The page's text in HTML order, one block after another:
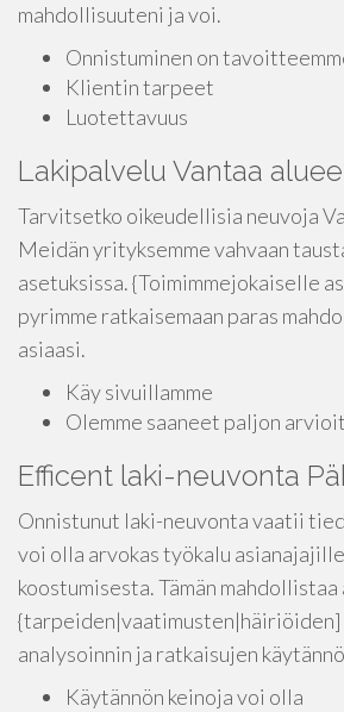
mahdollisuuteni ja voi.
Onnistuminen on
Klientin tarpeet
Luotettavuus
Lakipalvelu Vantaa
Tarvitsetko oikeudellisia neuvoja
Meidän yrityksemme vahvaan
asetuksissa. {Toimimmejokaiselle
pyrimme ratkaisemaan paras
asiaasi.
Käy sivuillamme
Olemme saaneet paljon
Efficent laki-neuvonta
Onnistunut laki-neuvonta vaatii
voi olla arvokas työkalu
koostumisesta. Tämän mahdollistaa
{tarpeiden|vaatimusten|häiriöiden]
analysoinnin ja ratkaisujen
Käytännön keinoja voi olla